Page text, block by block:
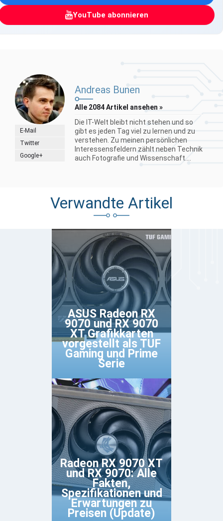
YouTube abonnieren
E-Mail
Twitter
Google+
Andreas Bunen
Alle 2084 Artikel ansehen »
Die IT-Welt bleibt nicht stehen und so
gibt es jeden Tag viel zu lernen und zu
verstehen. Zu meinen persönlichen
Interessensfeldern zählt neben Technik
auch Fotografie und Wissenschaft....
Verwandte Artikel
ASUS Radeon RX
9070 und RX 9070
XT Grafikkarten
vorgestellt als TUF
Gaming und Prime
Serie
Radeon RX 9070 XT
und RX 9070: Alle
Fakten,
Spezifikationen und
Erwartungen zu
Preisen (Update)